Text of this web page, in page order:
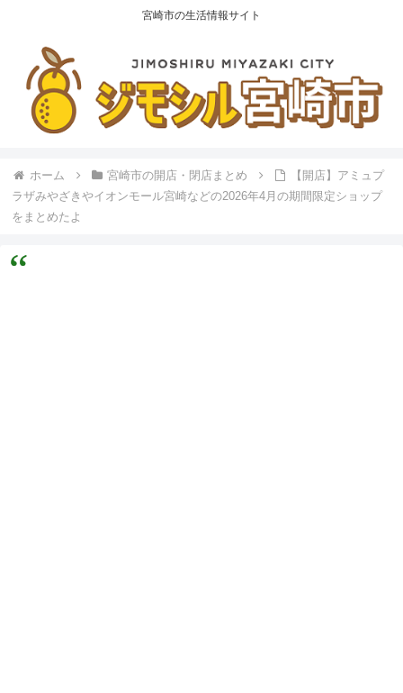
宮崎市の生活情報サイト
ホーム 宮崎市の開店・閉店まとめ
【開店】アミュプ
ラザみやざきやイオンモール宮崎などの2026年4月の期間限定ショップ
をまとめたよ